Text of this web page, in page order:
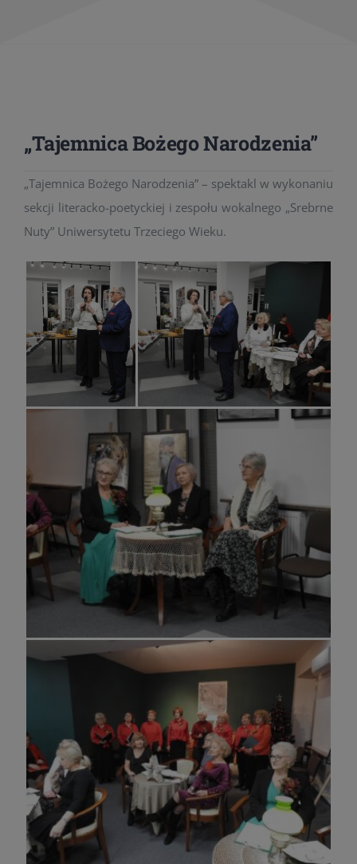
„Tajemnica Bożego Narodzenia”
„Tajemnica Bożego Narodzenia” – spektakl w wykonaniu
sekcji literacko-poetyckiej i zespołu wokalnego „Srebrne
Nuty” Uniwersytetu Trzeciego Wieku.